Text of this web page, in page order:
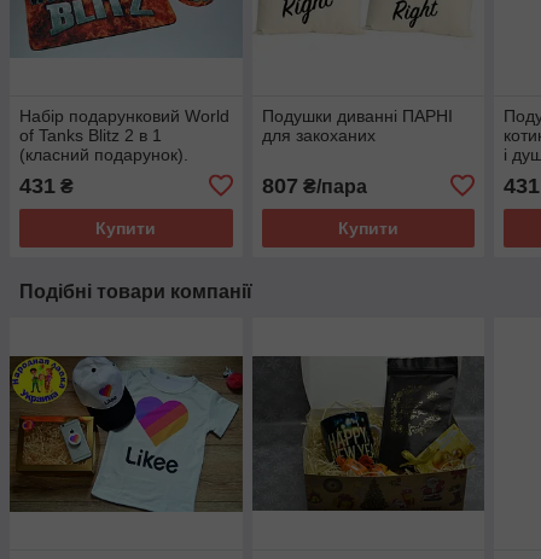
Набір подарунковий World
of Tanks Blitz 2 в 1
(класний подарунок).
431 ₴
Купити
Подушки диванні ПАРНІ
для закоханих
807 ₴/пара
Купити
і
431
Подібні товари компанії